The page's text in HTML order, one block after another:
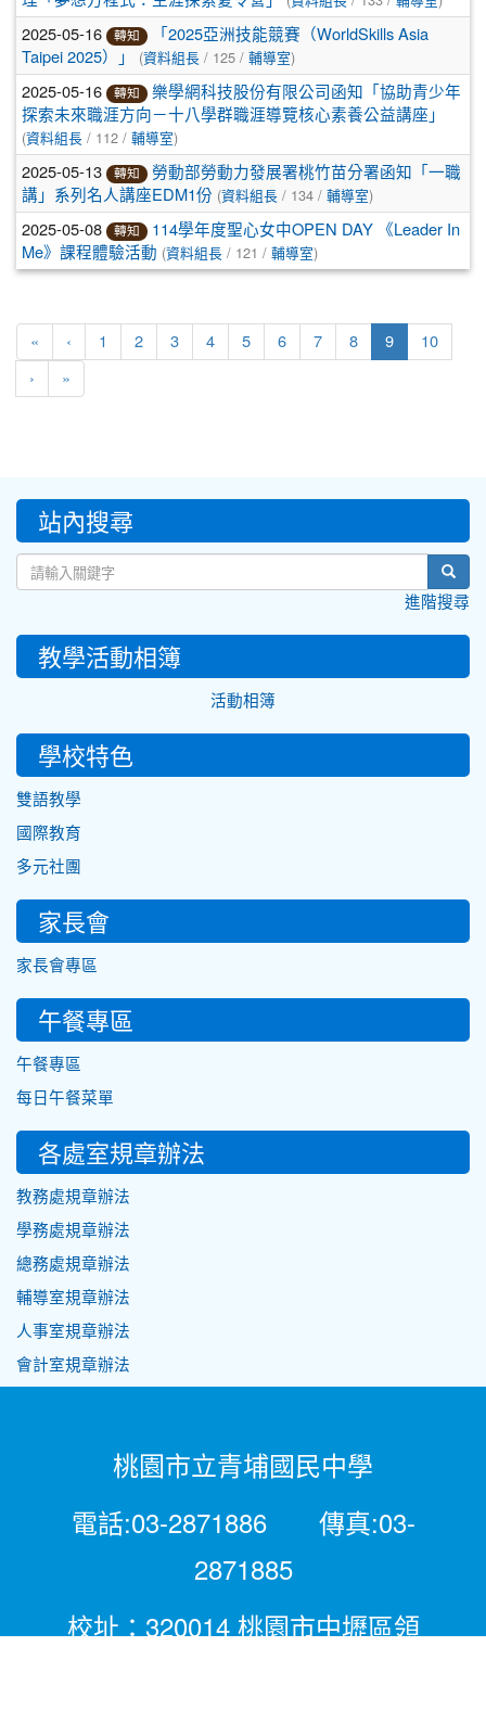
2025-05-16 轉知
「2025亞洲技能競賽（WorldSkills Asia
Taipei 2025）」
(資料組長 / 125 / 輔導室)
2025-05-16 轉知
樂學網科技股份有限公司函知「協助青少年
探索未來職涯方向－十八學群職涯導覽核心素養公益講座」
(資料組長 / 112 / 輔導室)
2025-05-13 轉知
勞動部勞動力發展署桃竹苗分署函知「一職
講」系列名人講座EDM1份 (資料組長 / 134 / 輔導室)
2025-05-08 轉知
114學年度聖心女中OPEN DAY 《Leader In
Me》課程體驗活動 (資料組長 / 121 / 輔導室)
« ‹ 1 2 3 4 5 6 7 8 9(current)
10
› »
::: 站內搜尋
進階搜尋
教學活動相簿
活動相簿
學校特色
雙語教學
國際教育
多元社團
家長會
家長會專區
午餐專區
午餐專區
每日午餐菜單
各處室規章辦法
教務處規章辦法
學務處規章辦法
總務處規章辦法
輔導室規章辦法
人事室規章辦法
會計室規章辦法
桃園市立青埔國民中學
電話:03-2871886 傳真:03-
2871885
校址：320014 桃園市中壢區領